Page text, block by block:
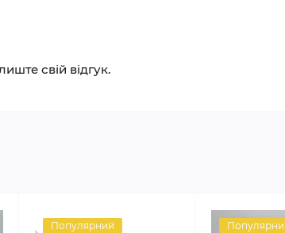
свій відгук.
Популярний